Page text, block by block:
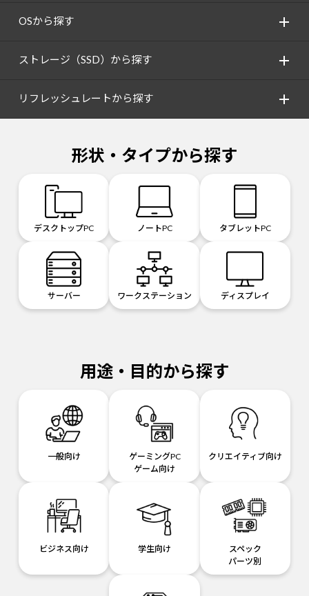
OSから探す
ストレージ（SSD）から探す
リフレッシュレートから探す
形状・タイプから探す
デスクトップPC ノートPC タブレットPC
サーバー ワークステーション ディスプレイ
用途・目的から探す
一般向け
ゲーミングPC
ゲーム向け
クリエイティブ向け
ビジネス向け 学生向け
スペック
パーツ別